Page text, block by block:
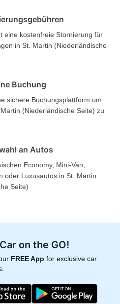
eine kostenfreie Stornierung für
in St. Martin (Niederländische
Buchung
sichere Buchungsplattform um
(Niederländische Seite) zu
an Autos
Economy, Mini-Van,
oder Luxusautos in St. Martin
Seite)
on the GO!
FREE App for exclusive car